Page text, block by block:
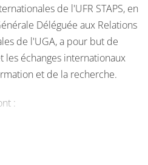
de l'UFR STAPS, en
Déléguée aux Relations
de l'UGA, a pour but de
les échanges internationaux
et de la recherche.
: